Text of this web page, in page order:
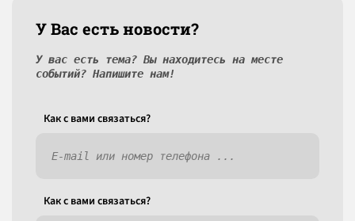
У Вас есть новости?
У вас есть тема? Вы находитесь на месте
событий? Напишите нам!
Как c вами связаться?
Как c вами связаться?